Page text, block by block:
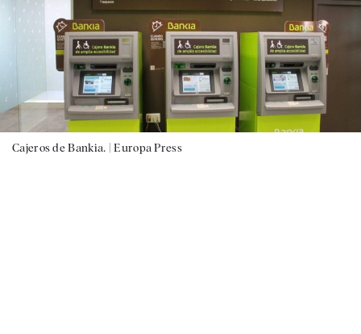
Cajeros de Bankia. |Europa Press